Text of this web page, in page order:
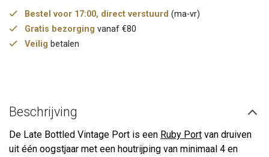
Bestel voor 17:00, direct verstuurd (ma-vr)
Gratis bezorging vanaf €80
Veilig betalen
Beschrijving
De Late Bottled Vintage Port is een Ruby Port van druiven
uit één oogstjaar met een houtrijping van minimaal 4 en